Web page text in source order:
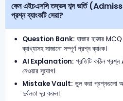
কেন এইচএসসি তদ্ভব শব্দ ভর্তি (Admission) MCQ (বহুনির্বাচনী)
প্রশ্ন ব্যাংকটি সেরা?
Question Bank: হাজার হাজার
ব্যাখ্যাসহ সাজানো সম্পূর্ণ প্রশ্ন ব্যাংক।
AI Explanation: প্রতিটি কঠিন প্রশ্ন
নেওয়ার সুযোগ।
Mistake Vault: ভুল করা প্রশ্নগুলো
দুর্বলতা দূর করুন।